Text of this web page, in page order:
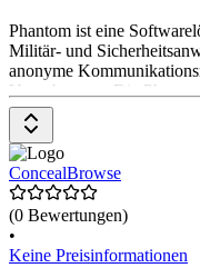
Phantom ist eine
Militär- und
anonyme
Umgebungen. Die
sicheren Zugriff auf Open
nicht-attributive
obfuscated
erhältlich.
ConcealBrowse
(0 Bewertungen)
•
Keine Preisinformationen